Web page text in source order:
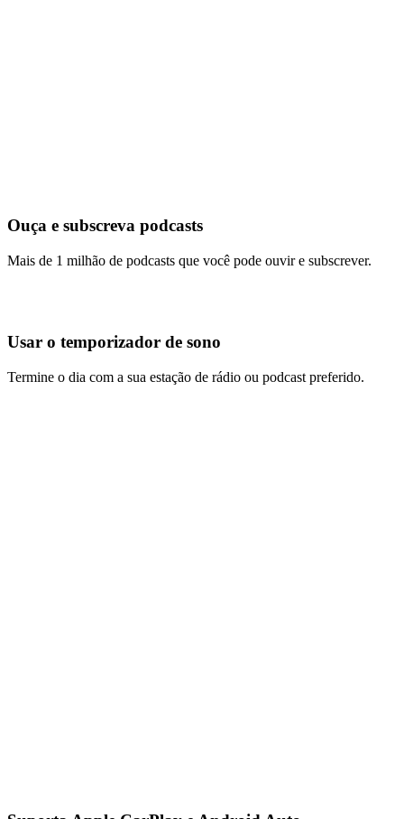
Ouça e subscreva podcasts
Mais de 1 milhão de podcasts que você pode ouvir e subscrever.
Usar o temporizador de sono
Termine o dia com a sua estação de rádio ou podcast preferido.